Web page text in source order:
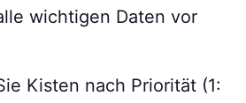
wichtigen Daten vor
Kisten nach Priorität (1: